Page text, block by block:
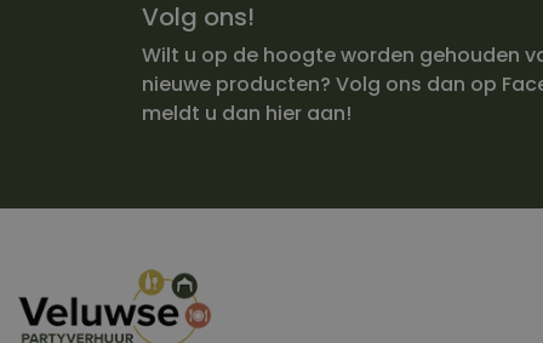
Volg ons!
Wilt u op de hoogte worden gehouden
nieuwe producten? Volg ons dan op
meldt u dan hier aan!